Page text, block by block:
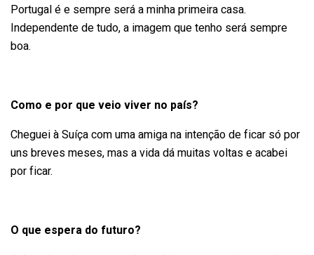
Portugal é e sempre será a minha primeira casa.
Independente de tudo, a imagem que tenho será sempre
boa.
Como e por que veio viver no país?
Cheguei à Suíça com uma amiga na intenção de ficar só por
uns breves meses, mas a vida dá muitas voltas e acabei
por ficar.
O que espera do futuro?